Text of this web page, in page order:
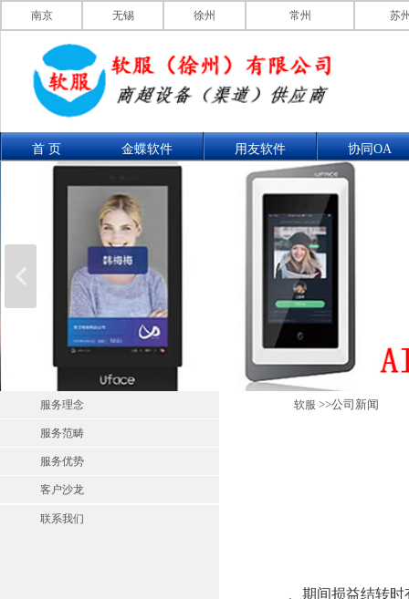
南京 无锡 徐州 常州 苏
首 页 金蝶软件 用友软件 协同OA
服务理念
服务范畴
服务优势
客户沙龙
联系我们
软服 >>公司新闻
、期间损益结转